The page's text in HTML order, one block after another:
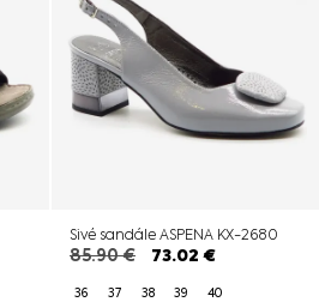
Sivé sandále ASPENA KX-2680
85.90€ 73.02 €
36 37 38 39 40